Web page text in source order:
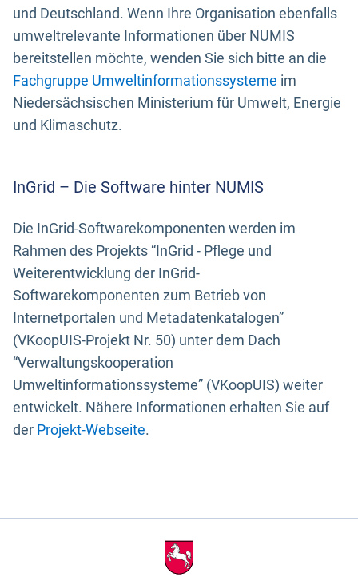
und Deutschland. Wenn Ihre Organisation ebenfalls
umweltrelevante Informationen über NUMIS
bereitstellen möchte, wenden Sie sich bitte an die
Fachgruppe Umweltinformationssysteme im
Niedersächsischen Ministerium für Umwelt, Energie
und Klimaschutz.
InGrid – Die Software hinter NUMIS
Die InGrid-Softwarekomponenten werden im
Rahmen des Projekts “InGrid - Pflege und
Weiterentwicklung der InGrid-
Softwarekomponenten zum Betrieb von
Internetportalen und Metadatenkatalogen”
(VKoopUIS-Projekt Nr. 50) unter dem Dach
“Verwaltungskooperation
Umweltinformationssysteme” (VKoopUIS) weiter
entwickelt. Nähere Informationen erhalten Sie auf
der Projekt-Webseite.